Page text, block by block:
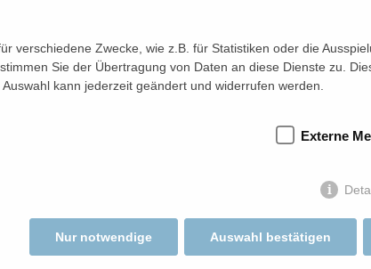
Gemeindebote Dezember 2024
Übersicht über die
Gemeindebote Januar 2022
Gemeindebote Februar 2022
Gemeindebote März 2022
verschiedene Zwecke, wie z.B. für Statistiken oder die
Sie der Übertragung von Daten an diese Dienste zu.
kann jederzeit geändert und widerrufen werden.
Externe
Nur notwendige Auswahl bestätigen